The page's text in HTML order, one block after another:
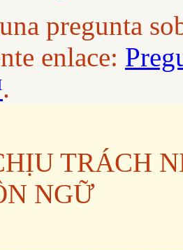
pregunta
enlace:
.
TRÁCH
NGỮ